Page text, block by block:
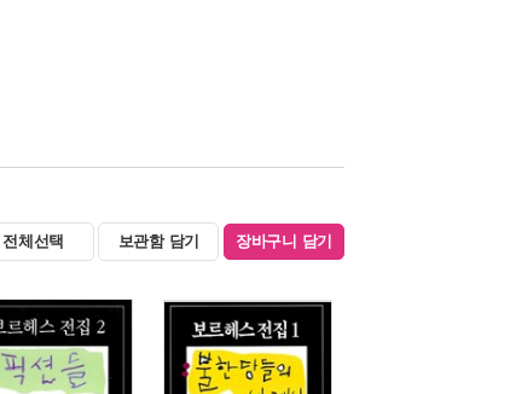
전체선택 보관함 담기 장바구니 담기